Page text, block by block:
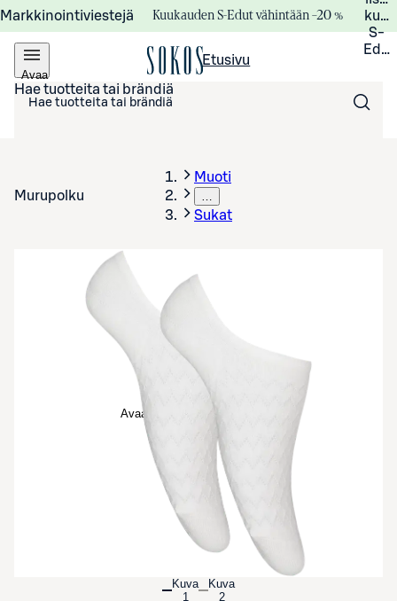
Markkinointiviestejä Kuukauden S-Edut vähintään –20 %
S-
Avaa
valikko
Etusivu
Hae tuotteita tai brändiä
Murupolku
Muoti
…
Sukat
Avaa tuotekuva suurennettuna
Kuva
1
Kuva
2